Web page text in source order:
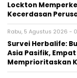
Lockton
Kecerdasan
Rabu, 5 Agustus 2026 -
Survei Herbalife:
Asia Pasifik,
Memprioritaskan